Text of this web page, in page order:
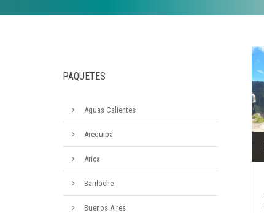
PAQUETES
Aguas Calientes
Arequipa
Arica
Bariloche
Buenos Aires